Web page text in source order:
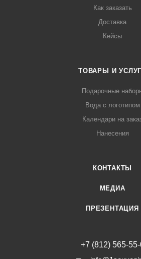
Как заказать
Доставка
Кейсы
ТОВАРЫ И
Подарочные
Вода с логотипом
Календари на
Нанесения
КОНТАКТЫ
МЕДИА
ПРЕЗЕНТАЦИЯ
+7 (812) 565-